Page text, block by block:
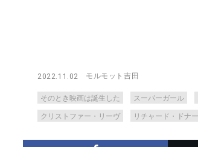
2022.11.02 モルモット吉田
そのとき映画は誕生した スーパーガール
クリストファー・リーヴ リチャード・ドナー